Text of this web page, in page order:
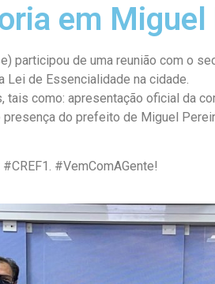
em Miguel
participou de uma reunião com o
Lei de Essencialidade na cidade.
como: apresentação oficial da
do prefeito de Miguel
#VemComAGente!